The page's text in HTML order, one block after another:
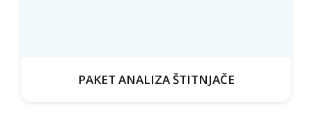
PAKET ANALIZA ŠTITNJAČE